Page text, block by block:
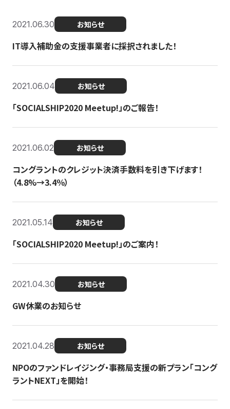
2021.06.30 お知らせ
IT導入補助金の支援事業者に採択されました！
2021.06.04 お知らせ
「SOCIALSHIP2020 Meetup!」のご報告！
2021.06.02 お知らせ
コングラントのクレジット決済手数料を引き下げます！
（4.8%→3.4％）
2021.05.14 お知らせ
「SOCIALSHIP2020 Meetup!」のご案内！
2021.04.30 お知らせ
GW休業のお知らせ
2021.04.28 お知らせ
NPOのファンドレイジング・事務局支援の新プラン「コング
ラントNEXT」を開始！